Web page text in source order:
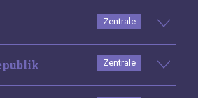
Zentrale
Zentrale